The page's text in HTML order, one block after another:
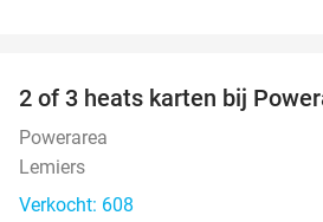
2 of 3 heats karten bij
Powerarea
Lemiers
Verkocht: 608